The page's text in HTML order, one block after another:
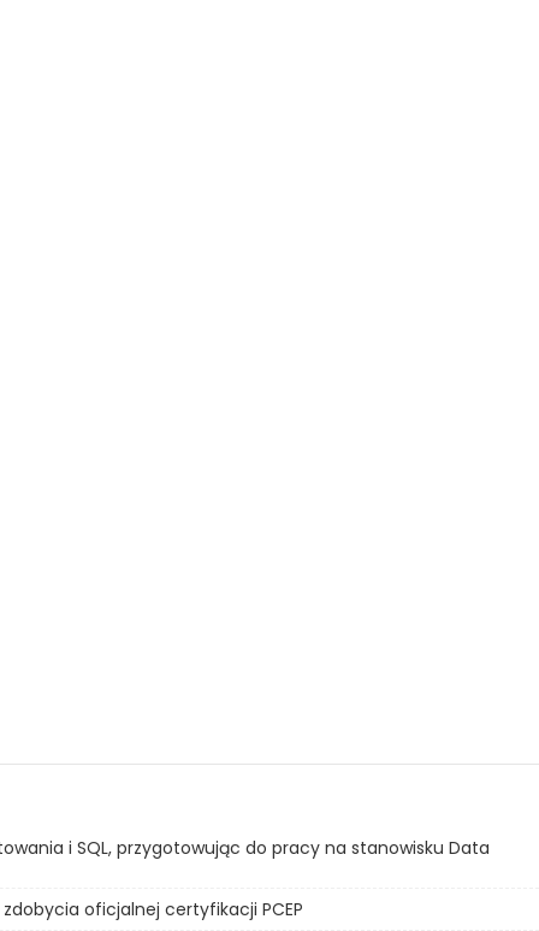
i SQL, przygotowując do pracy na stanowisku Data
oficjalnej certyfikacji PCEP